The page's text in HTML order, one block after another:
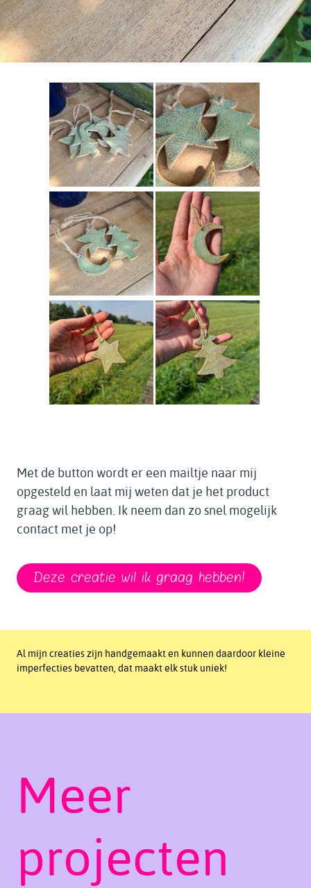
Met de button wordt er een mailtje naar mij
opgesteld en laat mij weten dat je het product
graag wil hebben. Ik neem dan zo snel mogelijk
contact met je op!
Deze creatie wil ik graag hebben!
Al mijn creaties zijn handgemaakt en kunnen daardoor kleine
imperfecties bevatten, dat maakt elk stuk uniek!
Meer
projecten